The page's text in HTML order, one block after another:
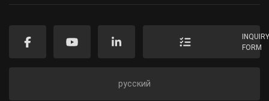
FORM
русский